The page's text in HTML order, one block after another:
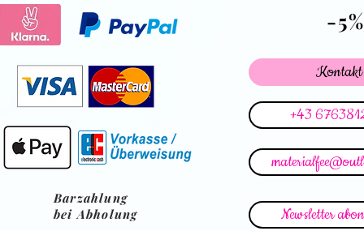
-5%
Kontakt
+43
Barzahlung
bei Abholung
Newsletter